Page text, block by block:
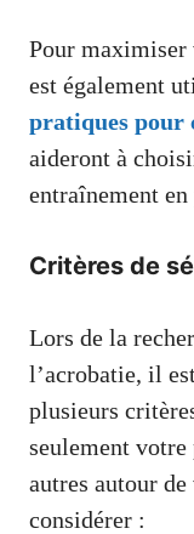
Pour maximiser
est également
pratiques pour
aideront à
entraînement
Critères de
Lors de la
l’acrobatie, il
plusieurs
seulement
autres autour
considérer :